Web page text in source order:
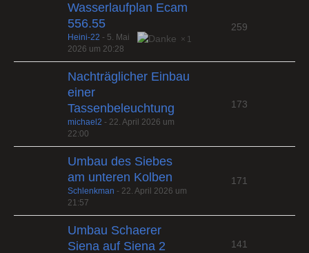
Wasserlaufplan Ecam
556.55
1
Heini-22 - 5. Mai
2026 um 20:28
259
Nachträglicher Einbau
einer
Tassenbeleuchtung
michael2 - 22. April 2026 um
22:00
173
Umbau des Siebes
am unteren Kolben
Schlenkman - 22. April 2026 um
21:57
171
Umbau Schaerer
Siena auf Siena 2
141